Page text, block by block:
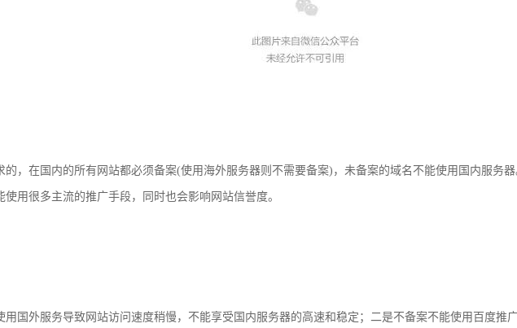
的，在国内的所有网站都必须备案(使用海外服务器则不需要备案)，未备案的域名不能使用国内服务
用很多主流的推广手段，同时也会影响网站信誉度。
用国外服务导致网站访问速度稍慢，不能享受国内服务器的高速和稳定；二是不备案不能使用百度推